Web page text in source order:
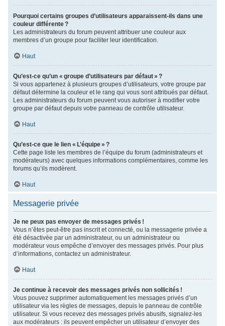
Pourquoi certains groupes d’utilisateurs apparaissent-ils dans une
couleur différente ?
Les administrateurs du forum peuvent attribuer une couleur aux
membres d’un groupe pour faciliter leur identification.
Haut
Qu’est-ce qu’un « groupe d’utilisateurs par défaut » ?
Si vous appartenez à plusieurs groupes d’utilisateurs, votre groupe par
défaut détermine la couleur et le rang qui vous sont attribués par défaut.
Les administrateurs du forum peuvent vous autoriser à modifier votre
groupe par défaut depuis votre panneau de contrôle utilisateur.
Haut
Qu’est-ce que le lien « L’équipe » ?
Cette page liste les membres de l’équipe du forum (administrateurs et
modérateurs) avec quelques informations complémentaires, comme les
forums qu’ils modèrent.
Haut
Messagerie privée
Je ne peux pas envoyer de messages privés !
Vous n’êtes peut-être pas inscrit et connecté, ou la messagerie privée a
été désactivée par un administrateur, ou un administrateur ou
modérateur vous empêche d’envoyer des messages privés. Pour plus
d’informations, contactez un administrateur.
Haut
Je continue à recevoir des messages privés non sollicités !
Vous pouvez supprimer automatiquement les messages privés d’un
utilisateur via les règles de messages, depuis le panneau de contrôle
utilisateur. Si vous recevez des messages privés abusifs, signalez-les
aux modérateurs : ils peuvent empêcher un utilisateur d’envoyer des